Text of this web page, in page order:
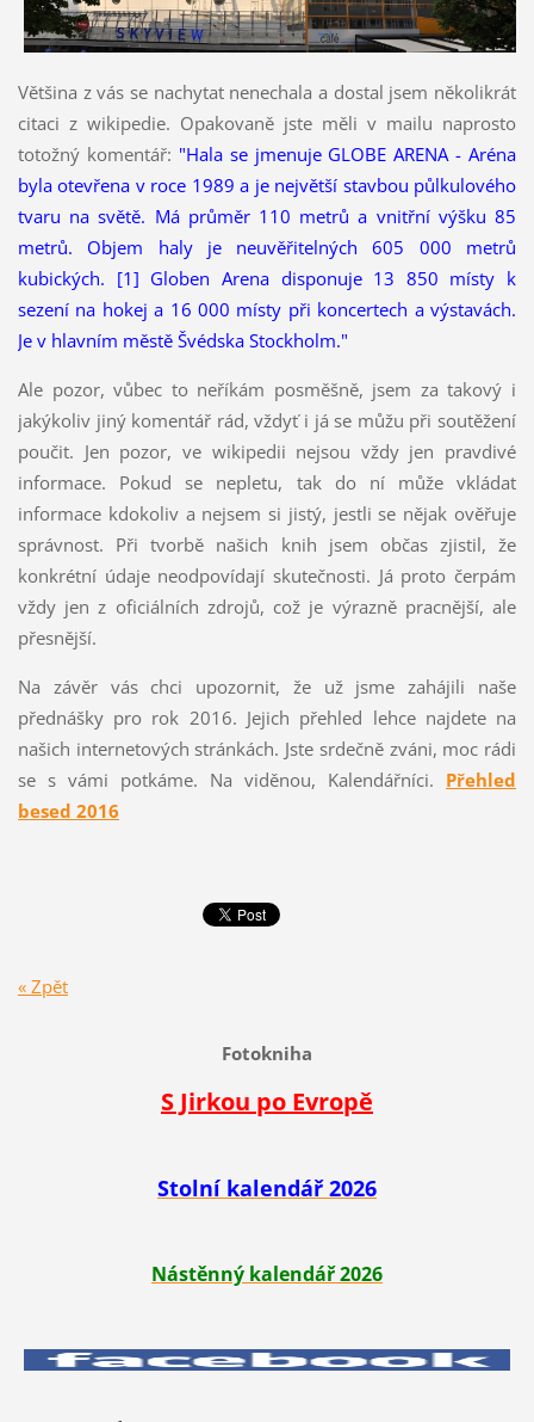
Většina z vás se nachytat nenechala a dostal jsem několikrát
citaci z wikipedie. Opakovaně jste měli v mailu naprosto
totožný komentář: "Hala se jmenuje GLOBE ARENA - Aréna
byla otevřena v roce 1989 a je největší stavbou půlkulového
tvaru na světě. Má průměr 110 metrů a vnitřní výšku 85
metrů. Objem haly je neuvěřitelných 605 000 metrů
kubických. [1] Globen Arena disponuje 13 850 místy k
sezení na hokej a 16 000 místy při koncertech a výstavách.
Je v hlavním městě Švédska Stockholm."
Ale pozor, vůbec to neříkám posměšně, jsem za takový i
jakýkoliv jiný komentář rád, vždyť i já se můžu při soutěžení
poučit. Jen pozor, ve wikipedii nejsou vždy jen pravdivé
informace. Pokud se nepletu, tak do ní může vkládat
informace kdokoliv a nejsem si jistý, jestli se nějak ověřuje
správnost. Při tvorbě našich knih jsem občas zjistil, že
konkrétní údaje neodpovídají skutečnosti. Já proto čerpám
vždy jen z oficiálních zdrojů, což je výrazně pracnější, ale
přesnější.
Na závěr vás chci upozornit, že už jsme zahájili naše
přednášky pro rok 2016. Jejich přehled lehce najdete na
našich internetových stránkách. Jste srdečně zváni, moc rádi
se s vámi potkáme. Na viděnou, Kalendářníci. Přehled
besed 2016
« Zpět
Fotokniha
S Jirkou po Evropě
Stolní kalendář 2026
Nástěnný kalendář 2026